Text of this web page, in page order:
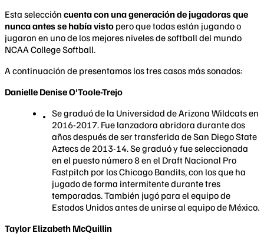
Esta selección cuenta con una generación de jugadoras que
nunca antes se había visto pero que todas están jugando o
jugaron en uno de los mejores niveles de softball del mundo
NCAA College Softball.
A continuación de presentamos los tres casos más sonados:
Danielle Denise O'Toole-Trejo
Se graduó de la Universidad de Arizona Wildcats en
2016-2017. Fue lanzadora abridora durante dos
años después de ser transferida de San Diego State
Aztecs de 2013-14. Se graduó y fue seleccionada
en el puesto número 8 en el Draft Nacional Pro
Fastpitch por los Chicago Bandits, con los que ha
jugado de forma intermitente durante tres
temporadas. También jugó para el equipo de
Estados Unidos antes de unirse al equipo de México.
Taylor Elizabeth McQuillin